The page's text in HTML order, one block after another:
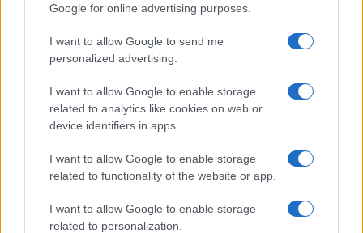
Google for online advertising purposes.
I want to allow Google to send me
personalized advertising.
I want to allow Google to enable storage
related to analytics like cookies on web or
device identifiers in apps.
I want to allow Google to enable storage
related to functionality of the website or app.
I want to allow Google to enable storage
related to personalization.
Az izraeli kormány hozzátette, hogy a
flottilla segélyszállítmányát, amelyet
„apróságnak” neveztek, valódi humanitárius
csatornákon keresztül juttatják el a Gázai